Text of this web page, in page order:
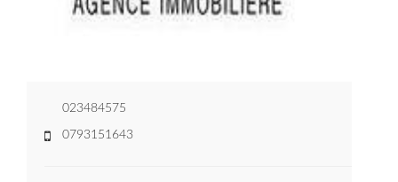
023484575
0793151643